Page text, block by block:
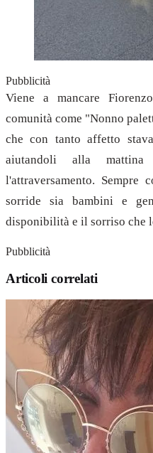
Pubblicità
Viene a mancare
comunità come "Nonno
che con tanto affetto
aiutandoli alla
l'attraversamento.
sorride sia bambini e
disponibilità e il sorriso che
Pubblicità
Articoli correlati